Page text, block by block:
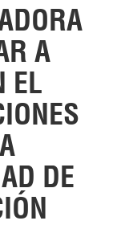
A
EL
DE